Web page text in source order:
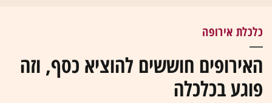
כלכלת אירופה
האירופים חוששים להוציא כסף, וזה
פוגע בכלכלה